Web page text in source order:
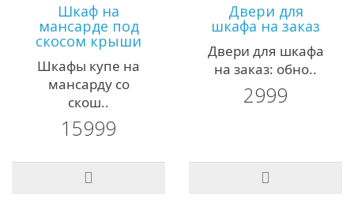
Шкаф на
мансарде под
скосом крыши
Шкафы купе на
мансарду со
скош..
15999
Двери для
шкафа на заказ
Двери для шкафа
на заказ: обно..
2999